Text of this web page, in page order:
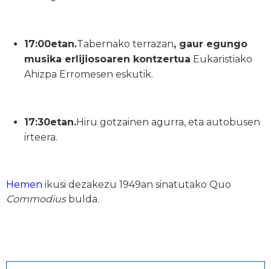
17:00etan.Tabernako terrazan, gaur egungo
musika erlijiosoaren kontzertua Eukaristiako
Ahizpa Erromesen eskutik.
17:30etan.Hiru gotzainen agurra, eta autobusen
irteera.
Hemen ikusi dezakezu 1949an sinatutako Quo
Commodius bulda.